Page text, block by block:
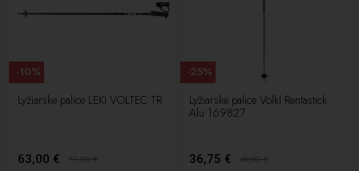
Lyžiarske palice LEKI VOLTEC TR
63,00 € 70,00€
-10%
Lyžiarske palice Volkl Rentastick
Alu 169827
36,75 € 49,00€
-25%